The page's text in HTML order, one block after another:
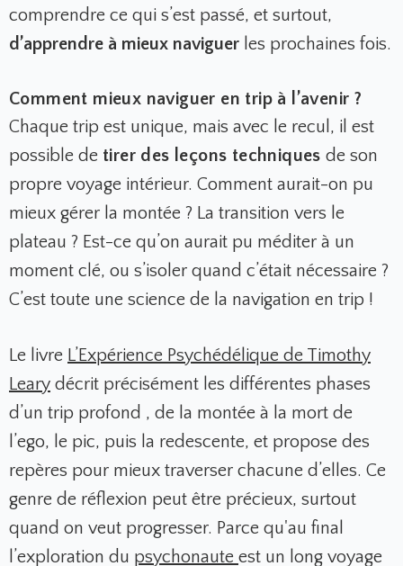
comprendre ce qui s’est passé, et surtout,
d’apprendre à mieux naviguer les prochaines fois.
Comment mieux naviguer en trip à l’avenir ?
Chaque trip est unique, mais avec le recul, il est
possible de tirer des leçons techniques de son
propre voyage intérieur. Comment aurait-on pu
mieux gérer la montée ? La transition vers le
plateau ? Est-ce qu’on aurait pu méditer à un
moment clé, ou s’isoler quand c’était nécessaire ?
C’est toute une science de la navigation en trip !
Le livre L’Expérience Psychédélique de Timothy
Leary décrit précisément les différentes phases
d’un trip profond , de la montée à la mort de
l’ego, le pic, puis la redescente, et propose des
repères pour mieux traverser chacune d’elles. Ce
genre de réflexion peut être précieux, surtout
quand on veut progresser. Parce qu'au final
l’exploration du psychonaute est un long voyage